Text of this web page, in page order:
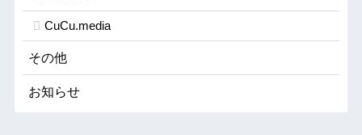
CuCu.media
その他
お知らせ